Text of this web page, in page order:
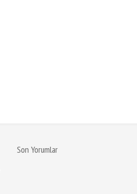
Son Yorumlar